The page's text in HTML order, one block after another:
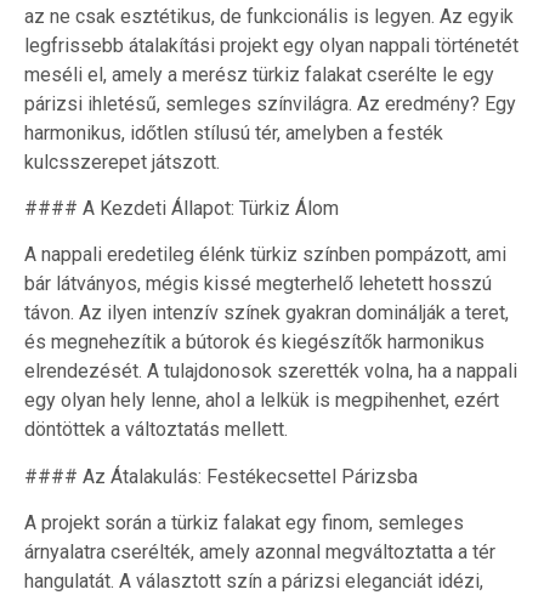
az ne csak esztétikus, de funkcionális is legyen. Az egyik
legfrissebb átalakítási projekt egy olyan nappali történetét
meséli el, amely a merész türkiz falakat cserélte le egy
párizsi ihletésű, semleges színvilágra. Az eredmény? Egy
harmonikus, időtlen stílusú tér, amelyben a festék
kulcsszerepet játszott.
#### A Kezdeti Állapot: Türkiz Álom
A nappali eredetileg élénk türkiz színben pompázott, ami
bár látványos, mégis kissé megterhelő lehetett hosszú
távon. Az ilyen intenzív színek gyakran dominálják a teret,
és megnehezítik a bútorok és kiegészítők harmonikus
elrendezését. A tulajdonosok szerették volna, ha a nappali
egy olyan hely lenne, ahol a lelkük is megpihenhet, ezért
döntöttek a változtatás mellett.
#### Az Átalakulás: Festékecsettel Párizsba
A projekt során a türkiz falakat egy finom, semleges
árnyalatra cserélték, amely azonnal megváltoztatta a tér
hangulatát. A választott szín a párizsi eleganciát idézi,